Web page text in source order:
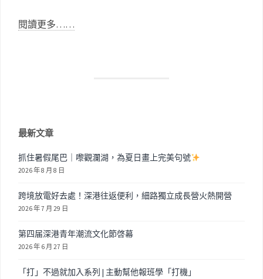
閱讀更多……
最新文章
抓住暑假尾巴｜嚟觀瀾湖，為夏日畫上完美句號
2026 年 8 月 8 日
跨境放電好去處！深港往返便利，細路獨立成長營火熱開營
2026 年 7 月 29 日
第四届深港青年潮流文化節啓幕
2026 年 6 月 27 日
「打」不過就加入系列 | 主動幫他報班學「打機」